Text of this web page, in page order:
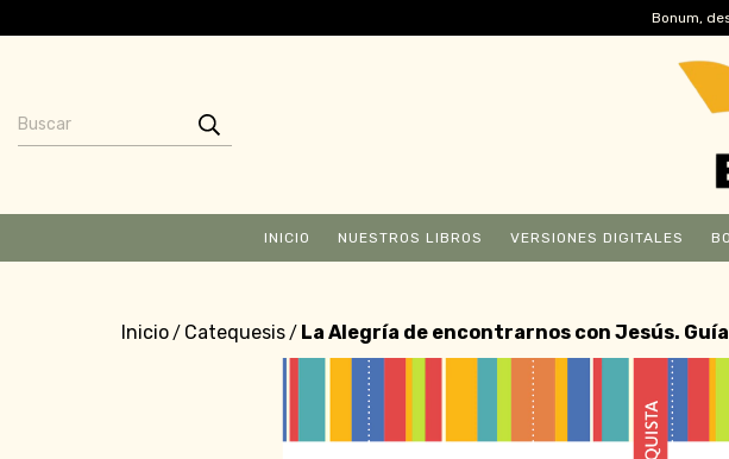
Bonum,
INICIO NUESTROS LIBROS VERSIONES DIGITALES
Inicio/ Catequesis/ La Alegría de encontrarnos con Jesús.